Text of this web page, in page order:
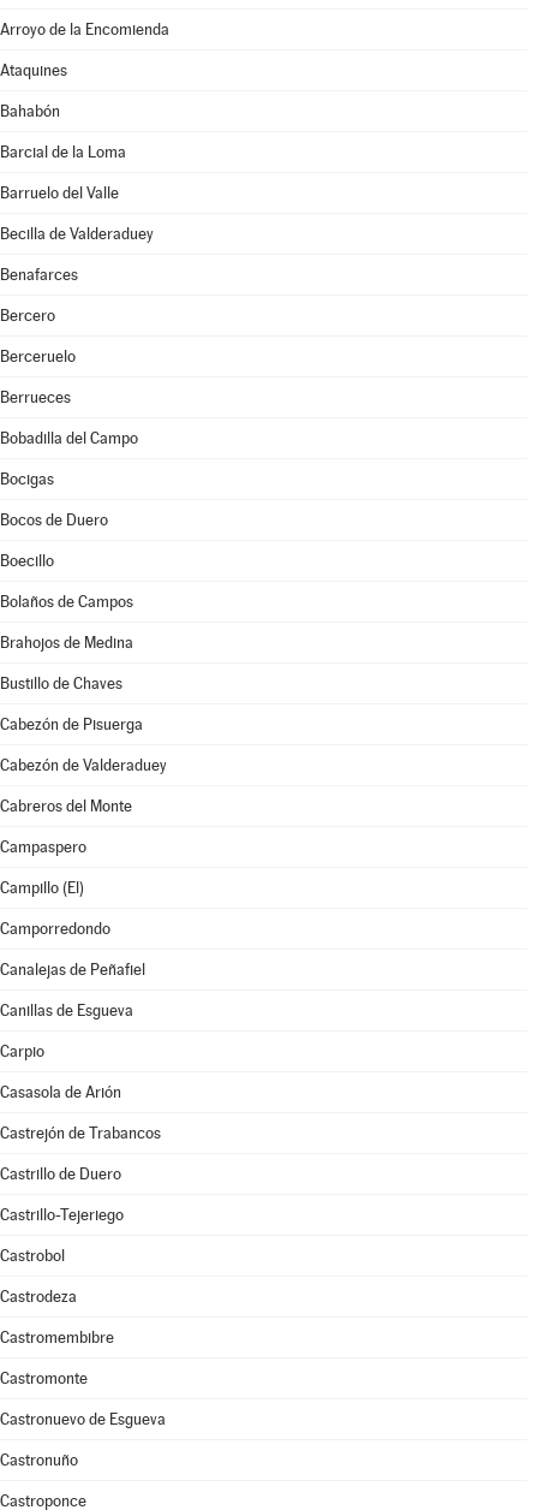
Arroyo de la Encomienda
Ataquines
Bahabón
Barcial de la Loma
Barruelo del Valle
Becilla de Valderaduey
Benafarces
Bercero
Berceruelo
Berrueces
Bobadilla del Campo
Bocigas
Bocos de Duero
Boecillo
Bolaños de Campos
Brahojos de Medina
Bustillo de Chaves
Cabezón de Pisuerga
Cabezón de Valderaduey
Cabreros del Monte
Campaspero
Campillo (El)
Camporredondo
Canalejas de Peñafiel
Canillas de Esgueva
Carpio
Casasola de Arión
Castrejón de Trabancos
Castrillo de Duero
Castrillo-Tejeriego
Castrobol
Castrodeza
Castromembibre
Castromonte
Castronuevo de Esgueva
Castronuño
Castroponce